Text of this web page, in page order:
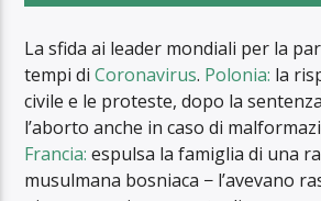
La sfida ai leader mondiali per la
tempi diCoronavirus. Polonia: la
civile e le proteste, dopo la
l’aborto anche in caso di
Francia: espulsa la famiglia di una
musulmana bosniaca − l’avevano